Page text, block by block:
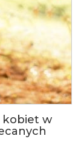
kobiet w